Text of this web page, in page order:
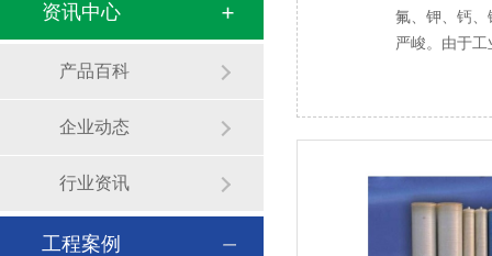
资讯中心
产品百科
企业动态
行业资讯
工程案例
氟、钾、钙
严峻。由于